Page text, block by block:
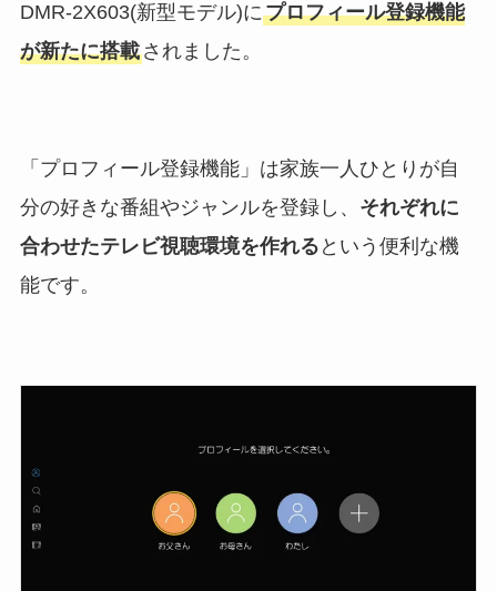
DMR-2X603(新型モデル)にプロフィール登録機能
が新たに搭載されました。
「プロフィール登録機能」は家族一人ひとりが自
分の好きな番組やジャンルを登録し、 それぞれに
合わせたテレビ視聴環境を作れる という便利な機
能です。